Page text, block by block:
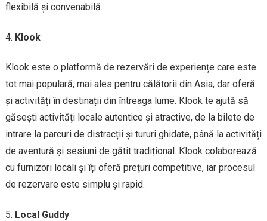
flexibilă și convenabilă.
Klook
Klook este o platformă de rezervări de experiențe care este
tot mai populară, mai ales pentru călătorii din Asia, dar oferă
și activități în destinații din întreaga lume. Klook te ajută să
găsești activități locale autentice și atractive, de la bilete de
intrare la parcuri de distracții și tururi ghidate, până la activități
de aventură și sesiuni de gătit tradițional. Klook colaborează
cu furnizori locali și îți oferă prețuri competitive, iar procesul
de rezervare este simplu și rapid.
Local Guddy